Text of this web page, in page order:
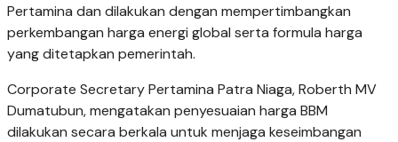
Pertamina dan dilakukan dengan mempertimbangkan
perkembangan harga energi global serta formula harga
yang ditetapkan pemerintah.
Corporate Secretary Pertamina Patra Niaga, Roberth MV
Dumatubun, mengatakan penyesuaian harga BBM
dilakukan secara berkala untuk menjaga keseimbangan